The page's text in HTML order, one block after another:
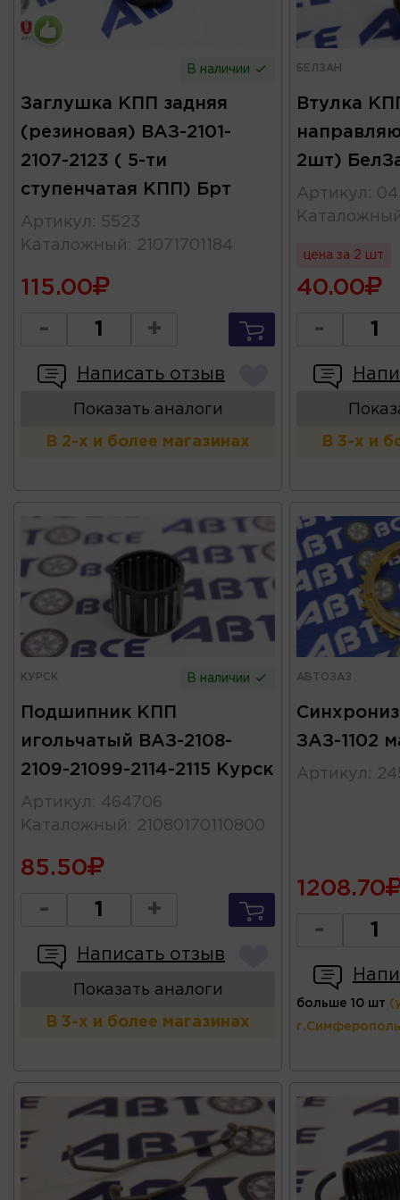
В наличии
Заглушка КПП задняя
(резиновая) ВАЗ-2101-
2107-2123 ( 5-ти
ступенчатая КПП) Брт
Артикул : 5523
Каталожный : 21071701184
115.00
- +
Написать отзыв
Показать аналоги
В 2-х и более магазинах
БЕЛЗАН
Втулка
2шт)
Артикул :
цена за 2 шт
40.00
-
В 3-х и
КУРСК В наличии
Подшипник КПП
игольчатый ВАЗ-2108-
2109-21099-2114-2115 Курск
Артикул : 464706
Каталожный : 21080170110800
85.50
- +
Написать отзыв
Показать аналоги
В 3-х и более магазинах
АВТОЗАЗ
ЗАЗ-1102
Артикул :
1208.70
-
больше 10 шт